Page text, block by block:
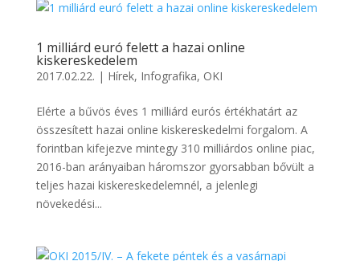
1 milliárd euró felett a hazai online
kiskereskedelem
2017.02.22. | Hírek, Infografika, OKI
Elérte a bűvös éves 1 milliárd eurós értékhatárt az
összesített hazai online kiskereskedelmi forgalom. A
forintban kifejezve mintegy 310 milliárdos online piac,
2016-ban arányaiban háromszor gyorsabban bővült a
teljes hazai kiskereskedelemnél, a jelenlegi
növekedési...